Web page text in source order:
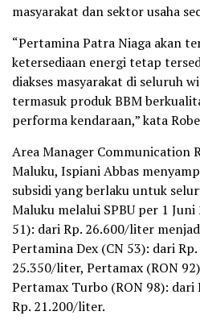
masyarakat dan sektor usaha
“Pertamina Patra Niaga akan
ketersediaan energi tetap
diakses masyarakat di seluruh
termasuk produk BBM
performa kendaraan,” kata
Area Manager Communication
Maluku, Ispiani Abbas
subsidi yang berlaku untuk
Maluku melalui SPBU per 1
51): dari Rp. 26.600/liter
Pertamina Dex (CN 53): dari
25.350/liter, Pertamax (RON
Pertamax Turbo (RON 98):
Rp. 21.200/liter.